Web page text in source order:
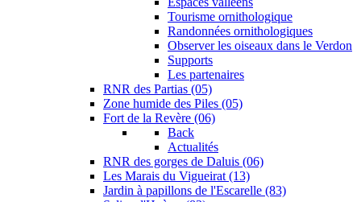
Tourisme ornithologique
Randonnées ornithologiques
Observer les oiseaux dans le Verdon
Supports
Les partenaires
RNR des Partias (05)
Zone humide des Piles (05)
Fort de la Revère (06)
Back
Actualités
RNR des gorges de Daluis (06)
Les Marais du Vigueirat (13)
Jardin à papillons de l'Escarelle (83)